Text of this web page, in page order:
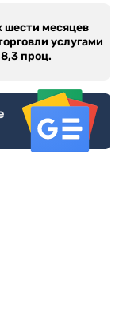
шести месяцев
услугами
проц.